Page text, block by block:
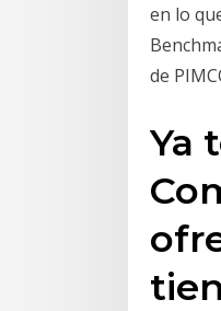
en lo
de
Ya